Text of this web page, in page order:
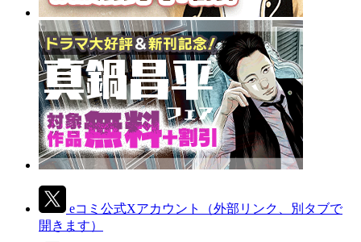
eコミ公式Xアカウント
（外部リンク、別タブで
開きます）